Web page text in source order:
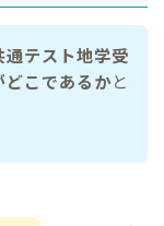
通テスト地学受
どこであるかと